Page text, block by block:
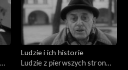
Ludzie i ich historie
Ludzie z pierwszych stron